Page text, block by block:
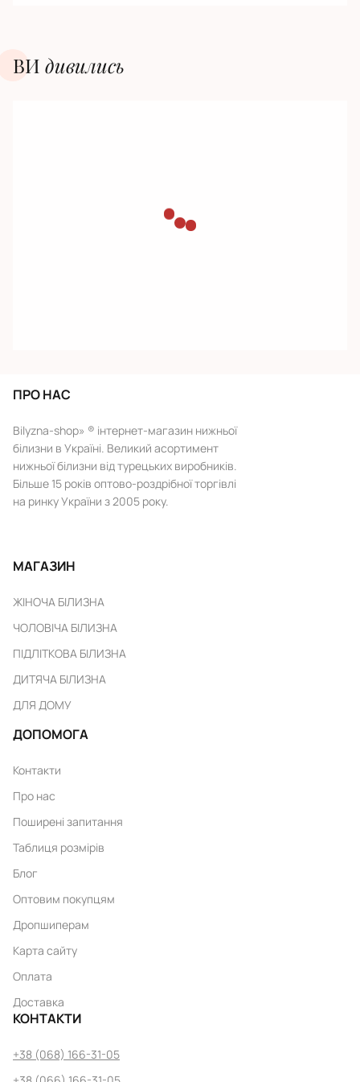
ВИ дивилиcь
ПРО НАС
Bilyzna-shop» ® інтернет-магазин нижньої
білизни в Україні. Великий асортимент
нижньої білизни від турецьких виробників.
Більше 15 років оптово-роздрібної торгівлі
на ринку України з 2005 року.
МАГАЗИН
ЖІНОЧА БІЛИЗНА
ЧОЛОВІЧА БІЛИЗНА
ПІДЛІТКОВА БІЛИЗНА
ДИТЯЧА БІЛИЗНА
ДЛЯ ДОМУ
ДОПОМОГА
Контакти
Про нас
Поширені запитання
Таблиця розмірів
Блог
Оптовим покупцям
Дропшиперам
Карта сайту
Оплата
Доставка
КОНТАКТИ
+38 (068) 166-31-05